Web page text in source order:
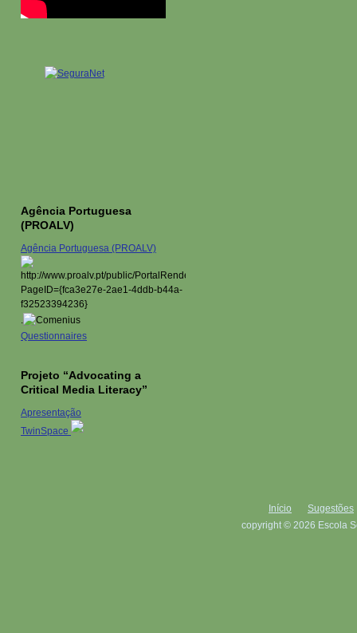
Agência Portuguesa
(PROALV)
Agência Portuguesa (PROALV)
.
Questionnaires
Projeto “Advocating a
Critical Media Literacy”
Apresentação
TwinSpace
Início
Sugestões
copyright © 2026 Escola